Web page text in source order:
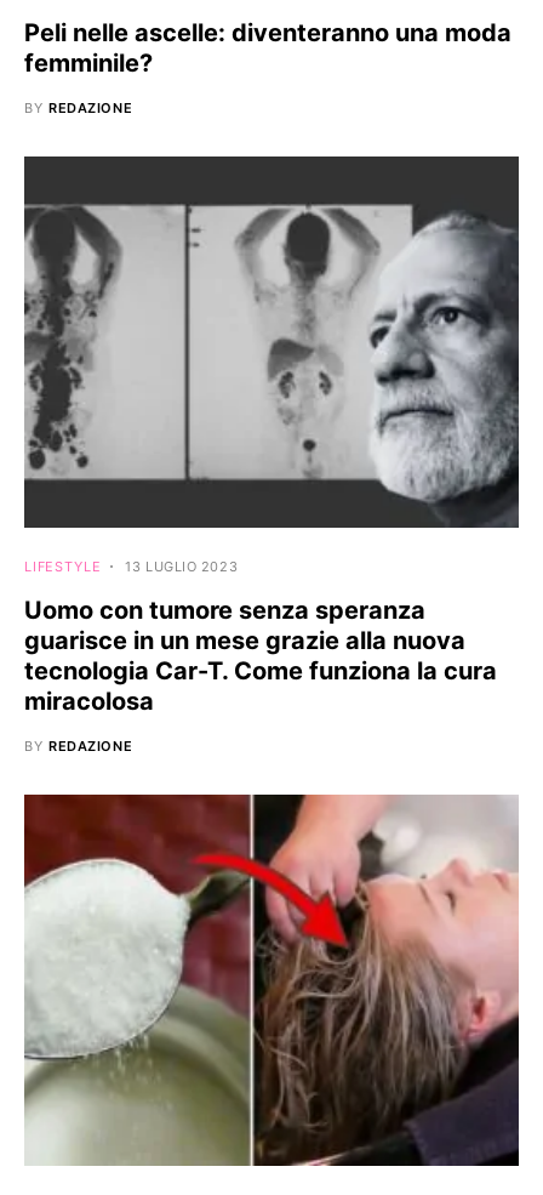
Peli nelle ascelle: diventeranno una moda
femminile?
BY REDAZIONE
LIFESTYLE 13 LUGLIO 2023
Uomo con tumore senza speranza
guarisce in un mese grazie alla nuova
tecnologia Car-T. Come funziona la cura
miracolosa
BY REDAZIONE